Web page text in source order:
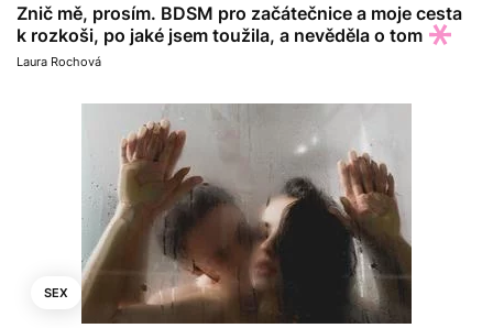
Znič mě, prosím. BDSM pro začátečnice a moje cesta
k rozkoši, po jaké jsem toužila, a nevěděla o tom
Laura Rochová
SEX